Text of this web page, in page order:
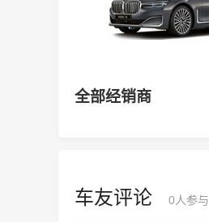
全部经销商
车友评论 0人参与